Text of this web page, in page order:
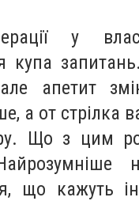
у
купа
апетит
а от стрілка
Що з цим
що кажуть